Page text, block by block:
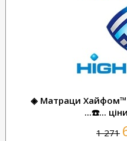
◈ Матраци Хайфом™
...☎️...
1 271